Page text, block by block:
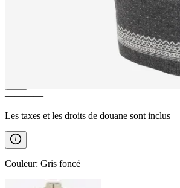
ALEXANDRALong
laine mérinos et à
————
Les taxes et les droits de douane sont inclus
Couleur: Gris foncé